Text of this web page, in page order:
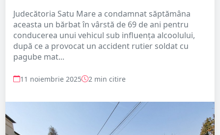
Judecătoria Satu Mare a condamnat săptămâna
aceasta un bărbat în vârstă de 69 de ani pentru
conducerea unui vehicul sub influența alcoolului,
după ce a provocat un accident rutier soldat cu
pagube mat...
11 noiembrie 2025 2 min citire